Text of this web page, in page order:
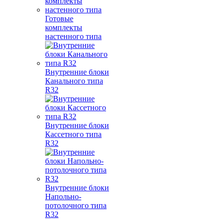
Готовые
комплекты
настенного типа
Внутренние блоки
Канального типа
R32
Внутренние блоки
Кассетного типа
R32
Внутренние блоки
Напольно-
потолочного типа
R32